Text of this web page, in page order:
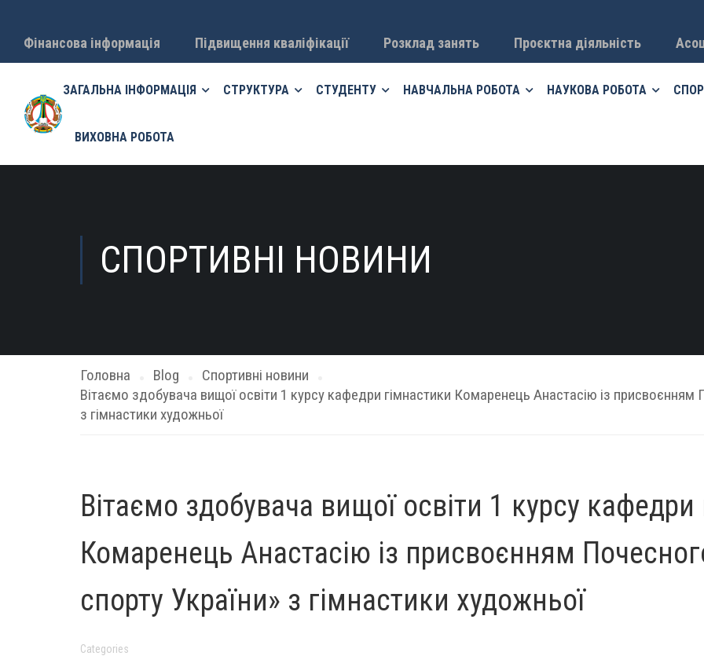
Фінансова інформація Підвищення кваліфікації Розклад занять Проєктна діяльність
ЗАГАЛЬНА ІНФОРМАЦІЯ СТРУКТУРА СТУДЕНТУ НАВЧАЛЬНА РОБОТА НАУКОВА РОБОТА
ВИХОВНА РОБОТА
СПОРТИВНІ НОВИНИ
Головна Blog
Спортивні новини
Вітаємо здобувача вищої освіти 1 курсу кафедри гімнастики Комаренець Анастасію із присвоєнням
з гімнастики художньої
Вітаємо здобувача вищої освіти 1 курсу кафедри
Комаренець Анастасію із присвоєнням
спорту України» з гімнастики художньої
Categories